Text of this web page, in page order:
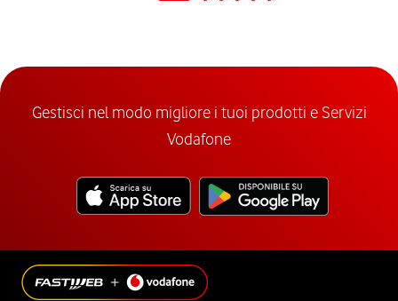
Gestisci nel modo migliore i tuoi prodotti e Servizi
Vodafone